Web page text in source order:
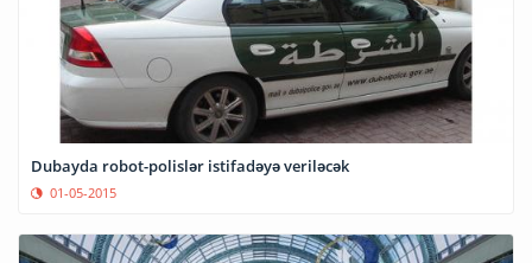
Dubayda robot-polislər istifadəyə veriləcək
01-05-2015